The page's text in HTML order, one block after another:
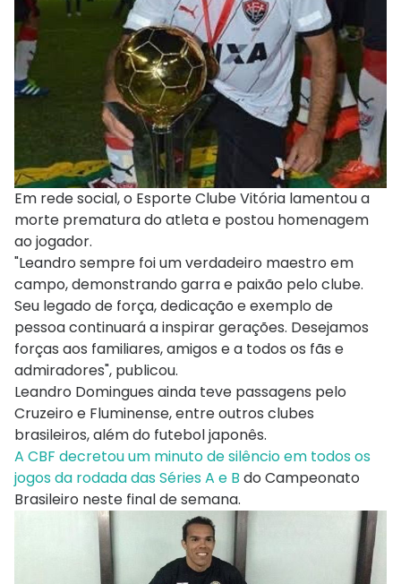
Em rede social, o Esporte Clube Vitória lamentou a
morte prematura do atleta e postou homenagem
ao jogador.
"Leandro sempre foi um verdadeiro maestro em
campo, demonstrando garra e paixão pelo clube.
Seu legado de força, dedicação e exemplo de
pessoa continuará a inspirar gerações. Desejamos
forças aos familiares, amigos e a todos os fãs e
admiradores", publicou.
Leandro Domingues ainda teve passagens pelo
Cruzeiro e Fluminense, entre outros clubes
brasileiros, além do futebol japonês.
A CBF decretou um minuto de silêncio em todos os
jogos da rodada das Séries A e B do Campeonato
Brasileiro neste final de semana.